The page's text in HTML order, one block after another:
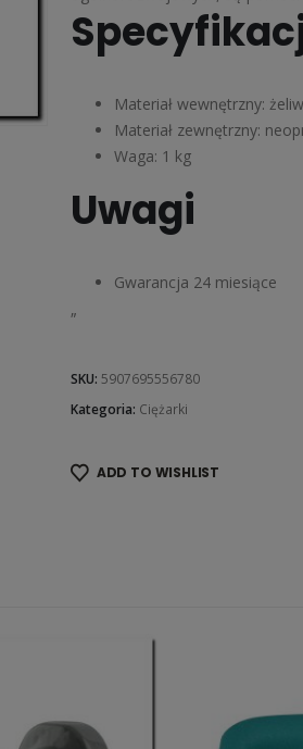
Materiał wewnętrzny:
Materiał zewnętrzny:
Waga: 1 kg
Uwagi
Gwarancja 24 miesiące
„
SKU: 5907695556780
Kategoria: Ciężarki
ADD TO WISHLIST